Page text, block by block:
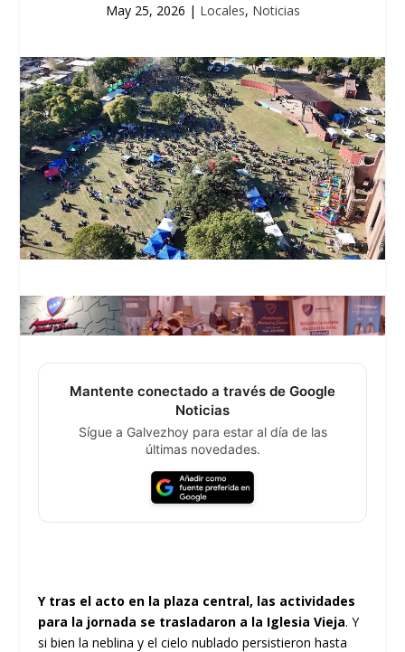
May 25, 2026 | Locales, Noticias
Mantente conectado a través de Google
Noticias
Sígue a Galvezhoy para estar al día de las
últimas novedades.
Y tras el acto en la plaza central, las actividades
para la jornada se trasladaron a la Iglesia Vieja. Y
si bien la neblina y el cielo nublado persistieron hasta